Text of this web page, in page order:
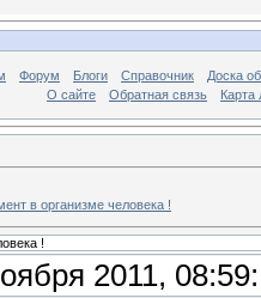
Форум Блоги Справочник
Доска
О сайте
Обратная связь Карта
в организме человека !
!
2011,